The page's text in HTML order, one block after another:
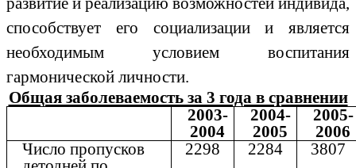
способствует его социализации и является
необходимым условием воспитания
гармонической личности.
Общая заболеваемость за 3 года в сравнении
2003-
2004
2004-
2005
2005-
2006
Число пропусков
2298 2284 3807